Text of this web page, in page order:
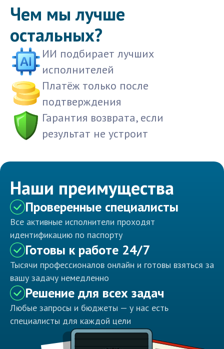
Чем мы лучше
остальных?
ИИ подбирает лучших
исполнителей
Платёж только после
подтверждения
Гарантия возврата, если
результат не устроит
Наши преимущества
Проверенные специалисты
Все активные исполнители проходят
идентификацию по паспорту
Готовы к работе 24/7
Тысячи профессионалов онлайн и готовы взяться за
вашу задачу немедленно
Решение для всех задач
Любые запросы и бюджеты — у нас есть
специалисты для каждой цели